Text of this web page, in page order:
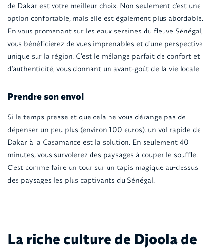
de Dakar est votre meilleur choix. Non seulement c'est une
option confortable, mais elle est également plus abordable.
En vous promenant sur les eaux sereines du fleuve Sénégal,
vous bénéficierez de vues imprenables et d'une perspective
unique sur la région. C'est le mélange parfait de confort et
d'authenticité, vous donnant un avant-goût de la vie locale.
Prendre son envol
Si le temps presse et que cela ne vous dérange pas de
dépenser un peu plus (environ 100 euros), un vol rapide de
Dakar à la Casamance est la solution. En seulement 40
minutes, vous survolerez des paysages à couper le souffle.
C'est comme faire un tour sur un tapis magique au-dessus
des paysages les plus captivants du Sénégal.
La riche culture de Djoola de